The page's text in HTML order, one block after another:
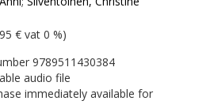
hinta
vat€ vat 0 %)
9789511430384
audio file
immediately available for